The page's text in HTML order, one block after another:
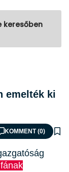
keresőben
emelték ki
KOMMENT (0)